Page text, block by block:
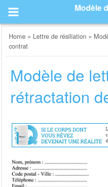
content
Modèle
Home » Lettre de résiliation »
contrat
Modèle de
rétractation